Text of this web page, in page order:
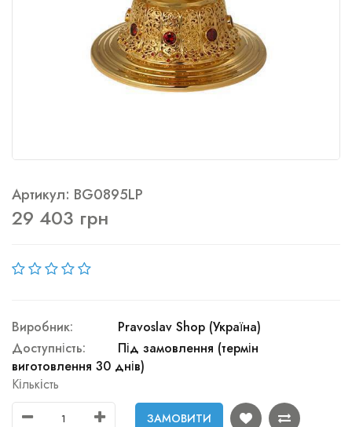
Артикул: BG0895LP
29 403 грн
Виробник:
Pravoslav Shop (Україна)
Доступність:
Під замовлення (термін
виготовлення 30 днів)
Кількість
ЗАМОВИТИ